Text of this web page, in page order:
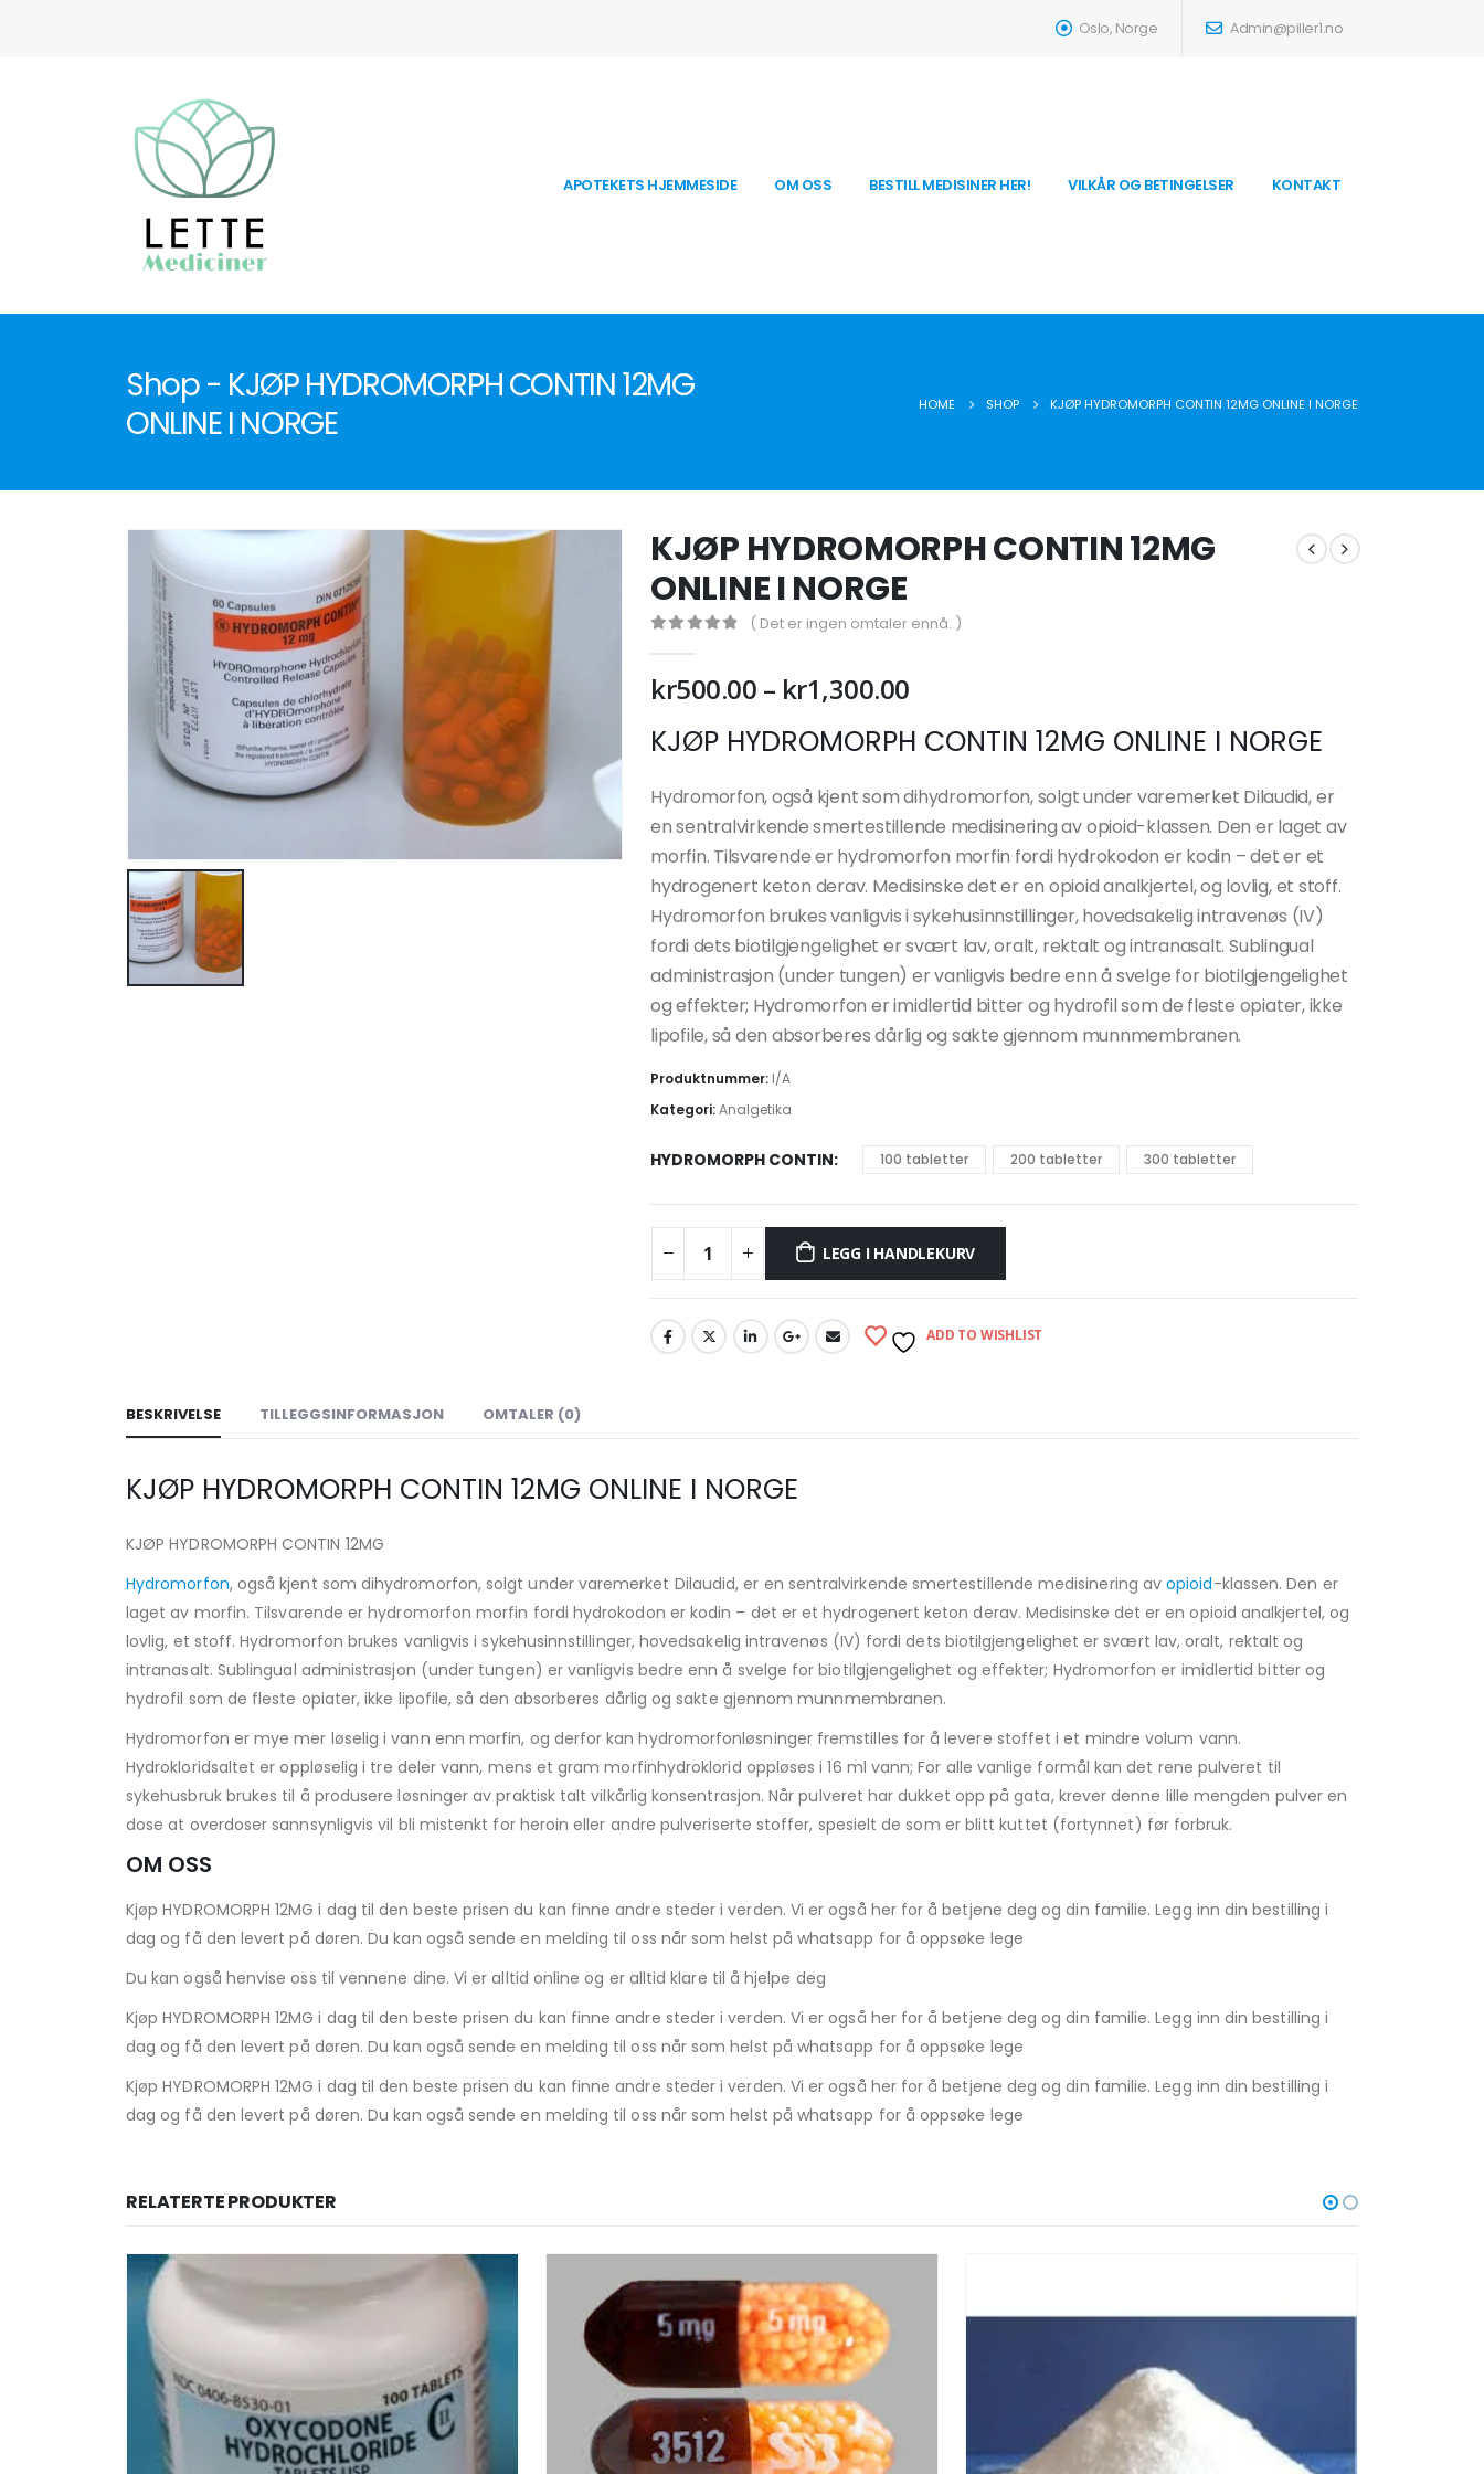
Oslo, Norge Admin@piller1.no
APOTEKETS HJEMMESIDE OM OSS BESTILL MEDISINER HER! VILKÅR OG BETINGELSER KONTAKT
Shop - KJØP HYDROMORPH CONTIN 12MG
ONLINE I NORGE
HOME SHOP KJØP HYDROMORPH CONTIN 12MG ONLINE I NORGE
KJØP HYDROMORPH CONTIN 12MG
ONLINE I NORGE
( Det er ingen omtaler ennå. )
kr500.00 – kr1,300.00Prisområde:
til
KJØP HYDROMORPH CONTIN 12MG ONLINE I NORGE
Hydromorfon, også kjent som dihydromorfon, solgt under varemerket Dilaudid, er
en sentralvirkende smertestillende medisinering av opioid-klassen. Den er laget av
morfin. Tilsvarende er hydromorfon morfin fordi hydrokodon er kodin – det er et
hydrogenert keton derav. Medisinske det er en opioid analkjertel, og lovlig, et stoff.
Hydromorfon brukes vanligvis i sykehusinnstillinger, hovedsakelig intravenøs (IV)
fordi dets biotilgjengelighet er svært lav, oralt, rektalt og intranasalt. Sublingual
administrasjon (under tungen) er vanligvis bedre enn å svelge for biotilgjengelighet
og effekter; Hydromorfon er imidlertid bitter og hydrofil som de fleste opiater, ikke
lipofile, så den absorberes dårlig og sakte gjennom munnmembranen.
Produktnummer: I/A
Kategori:Analgetika
HYDROMORPH CONTIN 100 tabletter 200 tabletter 300 tabletter
LEGG I HANDLEKURV
ADD TO WISHLIST
BESKRIVELSE TILLEGGSINFORMASJON OMTALER (0)
KJØP HYDROMORPH CONTIN 12MG ONLINE I NORGE
KJØP HYDROMORPH CONTIN 12MG
Hydromorfon, også kjent som dihydromorfon, solgt under varemerket Dilaudid, er en sentralvirkende smertestillende medisinering avopioid-klassen. Den er
laget av morfin. Tilsvarende er hydromorfon morfin fordi hydrokodon er kodin – det er et hydrogenert keton derav. Medisinske det er en opioid analkjertel, og
lovlig, et stoff. Hydromorfon brukes vanligvis i sykehusinnstillinger, hovedsakelig intravenøs (IV) fordi dets biotilgjengelighet er svært lav, oralt, rektalt og
intranasalt. Sublingual administrasjon (under tungen) er vanligvis bedre enn å svelge for biotilgjengelighet og effekter; Hydromorfon er imidlertid bitter og
hydrofil som de fleste opiater, ikke lipofile, så den absorberes dårlig og sakte gjennom munnmembranen.
Hydromorfon er mye mer løselig i vann enn morfin, og derfor kan hydromorfonløsninger fremstilles for å levere stoffet i et mindre volum vann.
Hydrokloridsaltet er oppløselig i tre deler vann, mens et gram morfinhydroklorid oppløses i 16 ml vann; For alle vanlige formål kan det rene pulveret til
sykehusbruk brukes til å produsere løsninger av praktisk talt vilkårlig konsentrasjon. Når pulveret har dukket opp på gata, krever denne lille mengden pulver en
dose at overdoser sannsynligvis vil bli mistenkt for heroin eller andre pulveriserte stoffer, spesielt de som er blitt kuttet (fortynnet) før forbruk.
OM OSS
Kjøp HYDROMORPH 12MG i dag til den beste prisen du kan finne andre steder i verden. Vi er også her for å betjene deg og din familie. Legg inn din bestilling i
dag og få den levert på døren. Du kan også sende en melding til oss når som helst på whatsapp for å oppsøke lege
Du kan også henvise oss til vennene dine. Vi er alltid online og er alltid klare til å hjelpe deg
Kjøp HYDROMORPH 12MG i dag til den beste prisen du kan finne andre steder i verden. Vi er også her for å betjene deg og din familie. Legg inn din bestilling i
dag og få den levert på døren. Du kan også sende en melding til oss når som helst på whatsapp for å oppsøke lege
Kjøp HYDROMORPH 12MG i dag til den beste prisen du kan finne andre steder i verden. Vi er også her for å betjene deg og din familie. Legg inn din bestilling i
dag og få den levert på døren. Du kan også sende en melding til oss når som helst på whatsapp for å oppsøke lege
RELATERTE PRODUKTER